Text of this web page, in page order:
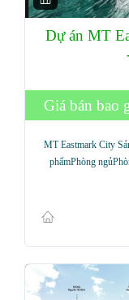
Dự án MT
Giá bán bao
MT Eastmark City
phẩmPhòng